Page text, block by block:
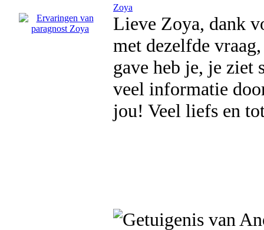
Zoya
Lieve Zoya, dank
met dezelfde
gave heb je, je ziet
veel informatie
jou! Veel liefs en